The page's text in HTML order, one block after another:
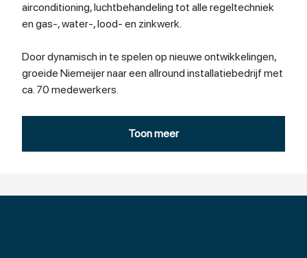
airconditioning, luchtbehandeling tot alle regeltechniek
en gas-, water-, lood- en zinkwerk.
Door dynamisch in te spelen op nieuwe ontwikkelingen,
groeide Niemeijer naar een allround installatiebedrijf met
ca. 70 medewerkers.
slagvaardige onderneming. Een onderneming die op
creatieve en innovatieve wijze totaalconcepten in de
Toon meer